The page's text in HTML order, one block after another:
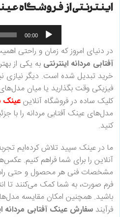
اینترنتی از فروشگاه
00:00
در دنیای امروز که زمان و راحتی
آفتابی مردانه اینترنتی به یکی از
خرید تبدیل شده است. دیگر نیازی
فیزیکی وقت بگذارید یا میان
کلیک ساده در فروشگاه آنلاینعینک
مدل‌های عینک آفتابی مردانه را با
کنید.
ما در عینک سپید تلاش کرده‌ایم
آنلاین را برای شما فراهم کنیم.
مشخصات فنی هر محصول و حتی
فرم صورت، به شما کمک می‌کنند تا
باشید. همچنین امکان مقایسه مدل‌ها
فرآیند سفارش عینک آفتابی مردانه